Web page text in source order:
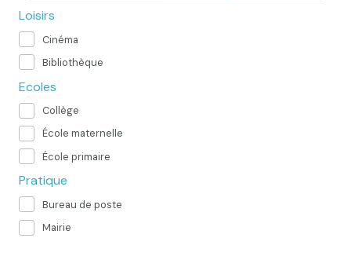
Loisirs
Cinéma
Bibliothèque
Ecoles
Collège
École maternelle
École primaire
Pratique
Bureau de poste
Mairie